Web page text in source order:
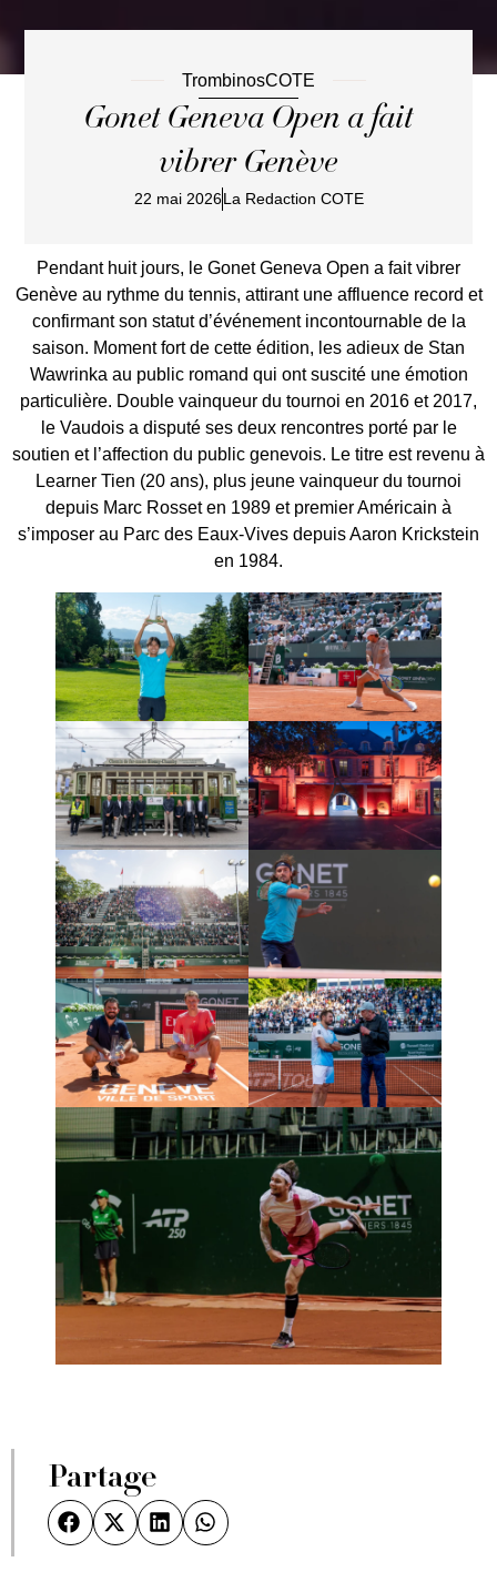
TrombinosCOTE
Gonet Geneva Open a fait
vibrer Genève
22 mai 2026La Redaction COTE
Pendant huit jours, le Gonet Geneva Open a fait vibrer
Genève au rythme du tennis, attirant une affluence record et
confirmant son statut d’événement incontournable de la
saison. Moment fort de cette édition, les adieux de Stan
Wawrinka au public romand qui ont suscité une émotion
particulière. Double vainqueur du tournoi en 2016 et 2017,
le Vaudois a disputé ses deux rencontres porté par le
soutien et l’affection du public genevois. Le titre est revenu à
Learner Tien (20 ans), plus jeune vainqueur du tournoi
depuis Marc Rosset en 1989 et premier Américain à
s’imposer au Parc des Eaux-Vives depuis Aaron Krickstein
en 1984.
Partage